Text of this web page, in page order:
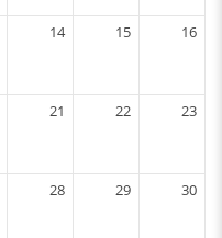
14 15 16
21 22 23
28 29 30